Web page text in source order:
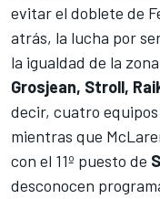
evitar el doblete de
atrás, la lucha por
la igualdad de la
Grosjean, Stroll,
decir, cuatro
mientras que
con el 11º puesto de
desconocen